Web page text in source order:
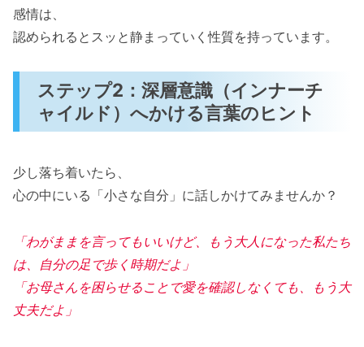
感情は、
認められるとスッと静まっていく性質を持っています。
ステップ2：深層意識（インナーチ
ャイルド）へかける言葉のヒント
少し落ち着いたら、
心の中にいる「小さな自分」に話しかけてみませんか？
「わがままを言ってもいいけど、もう大人になった私たち
は、自分の足で歩く時期だよ」
「お母さんを困らせることで愛を確認しなくても、もう大
丈夫だよ」